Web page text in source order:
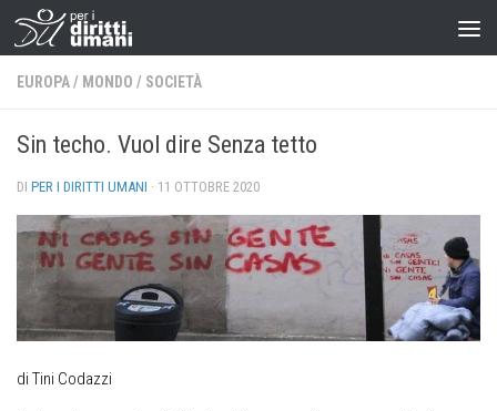
EUROPA/ MONDO / SOCIETÀ
Sin techo. Vuol dire Senza tetto
DI PER I DIRITTI UMANI · 11 OTTOBRE 2020
di Tini Codazzi